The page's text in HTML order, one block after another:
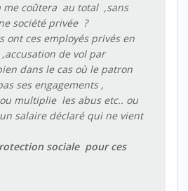
me coûtera au total ,sans
société privée ?
ont ces employés privés en
de vol par
dans le cas où le patron
ses engagements ,
multiplie les abus etc.. ou
salaire déclaré qui ne vient
sociale pour ces